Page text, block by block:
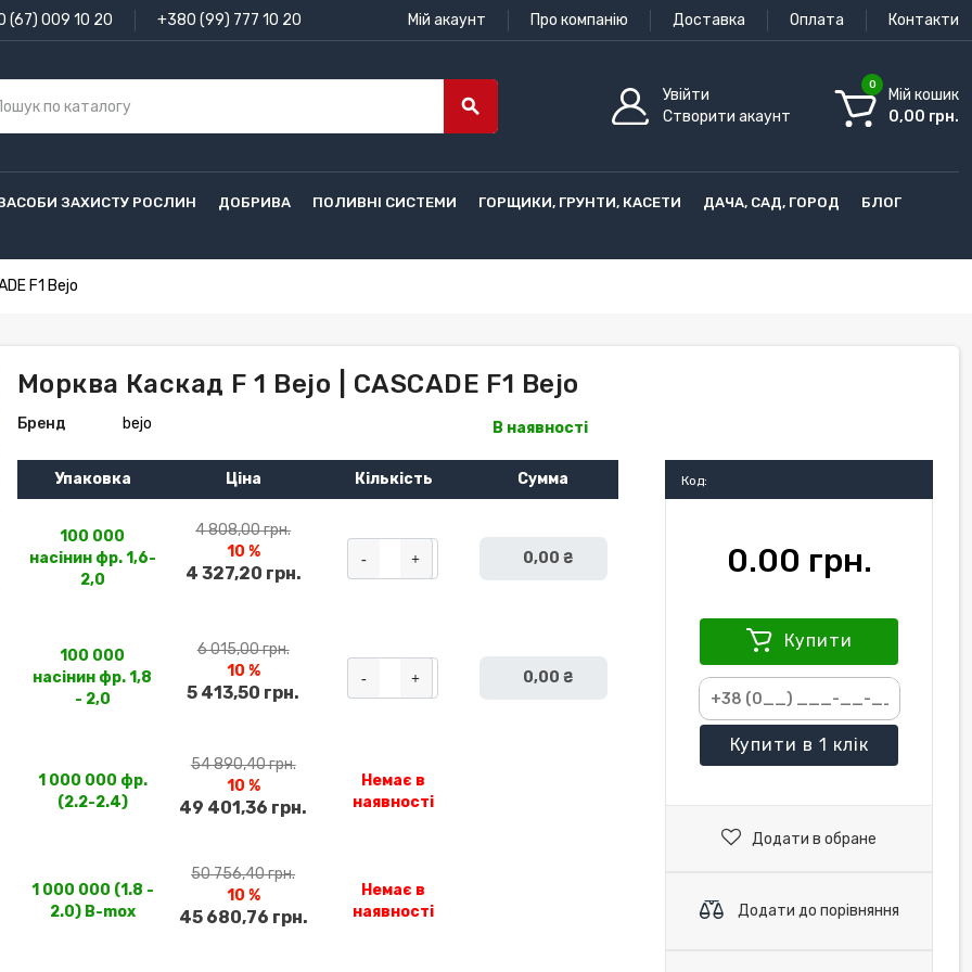
(67) 009 10 20 +380 (99) 777 10 20 Мій акаунт Про компанію Доставка Оплата Контакти
search
Увійти
Створити акаунт
0
Мій кошик
0,00 грн.
ЗАХИСТУ РОСЛИН ДОБРИВА ПОЛИВНІ СИСТЕМИ ГОРЩИКИ, ГРУНТИ, КАСЕТИ ДАЧА, САД, ГОРОД БЛОГ
F1 Bejo
Морква Каскад F 1 Bejo | CASCADE F1 Bejo
Бренд bejo В наявності
Упаковка Ціна Кількість Сумма
100 000
насінин фр. 1,6-
2,0
4 808,00 грн.
10 %
4 327,20 грн.
+ 0,00 ₴
100 000
насінин фр. 1,8
- 2,0
6 015,00 грн.
10 %
5 413,50 грн.
+ 0,00 ₴
1 000 000 фр.
(2.2-2.4)
54 890,40 грн.
10 %
49 401,36 грн.
Немає в
наявності
1 000 000 (1.8 -
2.0) B-mox
50 756,40 грн.
10 %
45 680,76 грн.
Немає в
наявності
Код:
0.00 грн.
Купити
Купити в 1 клік
Додати в обране
Додати до порівняння